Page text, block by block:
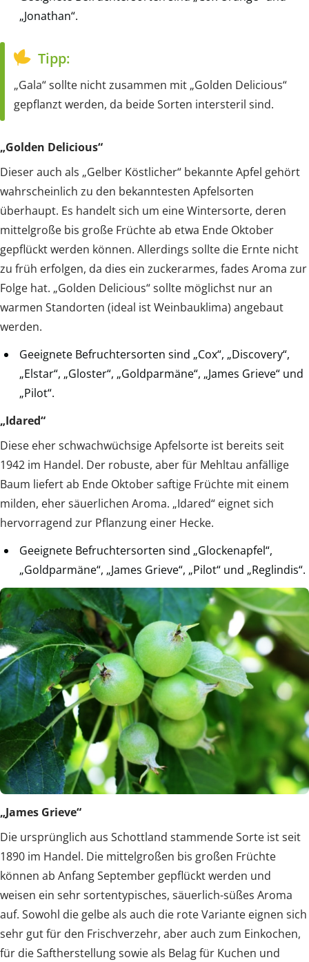
„Jonathan“.
Tipp:
„Gala“ sollte nicht zusammen mit „Golden Delicious“
gepflanzt werden, da beide Sorten intersteril sind.
„Golden Delicious“
Dieser auch als „Gelber Köstlicher“ bekannte Apfel gehört
wahrscheinlich zu den bekanntesten Apfelsorten
überhaupt. Es handelt sich um eine Wintersorte, deren
mittelgroße bis große Früchte ab etwa Ende Oktober
gepflückt werden können. Allerdings sollte die Ernte nicht
zu früh erfolgen, da dies ein zuckerarmes, fades Aroma zur
Folge hat. „Golden Delicious“ sollte möglichst nur an
warmen Standorten (ideal ist Weinbauklima) angebaut
werden.
Geeignete Befruchtersorten sind „Cox“, „Discovery“,
„Elstar“, „Gloster“, „Goldparmäne“, „James Grieve“ und
„Pilot“.
„Idared“
Diese eher schwachwüchsige Apfelsorte ist bereits seit
1942 im Handel. Der robuste, aber für Mehltau anfällige
Baum liefert ab Ende Oktober saftige Früchte mit einem
milden, eher säuerlichen Aroma. „Idared“ eignet sich
hervorragend zur Pflanzung einer Hecke.
Geeignete Befruchtersorten sind „Glockenapfel“,
„Goldparmäne“, „James Grieve“, „Pilot“ und „Reglindis“.
„James Grieve“
Die ursprünglich aus Schottland stammende Sorte ist seit
1890 im Handel. Die mittelgroßen bis großen Früchte
können ab Anfang September gepflückt werden und
weisen ein sehr sortentypisches, säuerlich-süßes Aroma
auf. Sowohl die gelbe als auch die rote Variante eignen sich
sehr gut für den Frischverzehr, aber auch zum Einkochen,
für die Saftherstellung sowie als Belag für Kuchen und